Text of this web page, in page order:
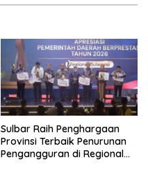
Sulbar Raih Penghargaan
Provinsi Terbaik Penurunan
Pengangguran di Regional